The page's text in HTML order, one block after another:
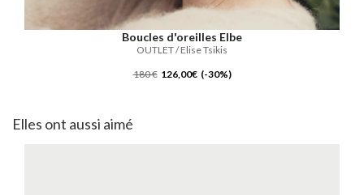
Boucles d'oreilles Elbe
OUTLET / Elise Tsikis
180 € 126,00€ (-30%)
Elles ont aussi aimé